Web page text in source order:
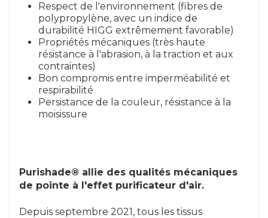
Respect de l'environnement (fibres de
polypropylène, avec un indice de
durabilité HIGG extrêmement favorable)
Propriétés mécaniques (très haute
résistance à l'abrasion, à la traction et aux
contraintes)
Bon compromis entre imperméabilité et
respirabilité
Persistance de la couleur, résistance à la
moisissure
Purishade® allie des qualités mécaniques
de pointe à l'effet purificateur d'air.
Depuis septembre 2021, tous les tissus